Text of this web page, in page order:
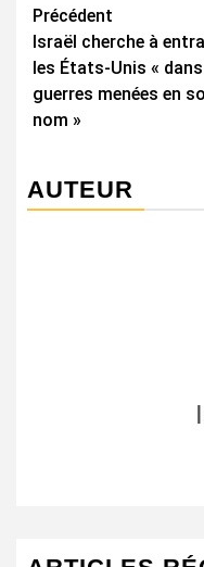
Navigation
d’article
Précédent
Israël cherche à
les États-Unis «
guerres menées en
nom »
AUTEUR